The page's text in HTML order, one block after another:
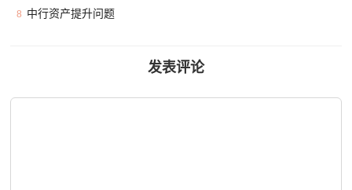
8 中行资产提升问题
发表评论